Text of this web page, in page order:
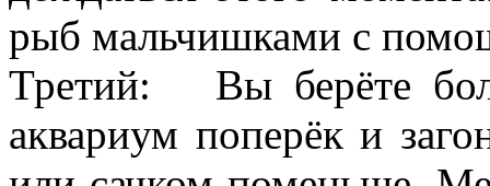
рыб мальчишками с
Третий: Вы берёте
аквариум поперёк и